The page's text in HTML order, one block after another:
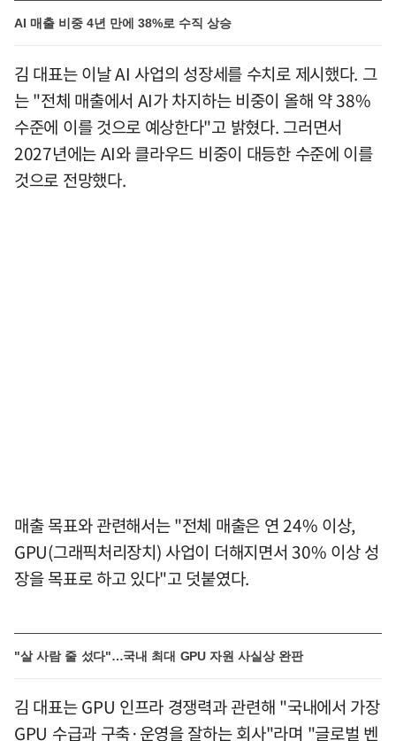
AI 매출 비중 4년 만에 38%로 수직 상승
김 대표는 이날 AI 사업의 성장세를 수치로 제시했다. 그
는 "전체 매출에서 AI가 차지하는 비중이 올해 약 38%
수준에 이를 것으로 예상한다"고 밝혔다. 그러면서
2027년에는 AI와 클라우드 비중이 대등한 수준에 이를
것으로 전망했다.
매출 목표와 관련해서는 "전체 매출은 연 24% 이상,
GPU(그래픽처리장치) 사업이 더해지면서 30% 이상 성
장을 목표로 하고 있다"고 덧붙였다.
"살 사람 줄 섰다"…국내 최대 GPU 자원 사실상 완판
김 대표는 GPU 인프라 경쟁력과 관련해 "국내에서 가장
GPU 수급과 구축·운영을 잘하는 회사"라며 "글로벌 벤